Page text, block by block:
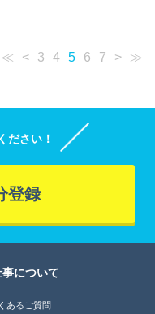
≪ < 3 4 5 6 7 > ≫
ださい！
登録
事について
あるご質問